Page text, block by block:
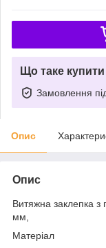
Що таке
Замовлення
Опис
Опис
Витяжна заклепка
мм,
Матеріал